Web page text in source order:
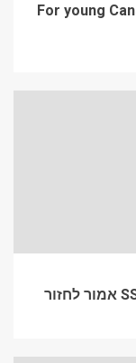
For young